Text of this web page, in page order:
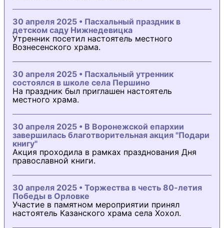
30 апреля 2025 • Пасхальный праздник в
детском саду Нижнедевицка
Утренник посетил настоятель местного
Вознесенского храма.
30 апреля 2025 • Пасхальный утренник
состоялся в школе села Першино
На праздник был приглашен настоятель
местного храма.
30 апреля 2025 • В Воронежской епархии
завершилась благотворительная акция "Подари
книгу"
Акция проходила в рамках празднования Дня
православной книги.
30 апреля 2025 • Торжества в честь 80-летия
Победы в Орловке
Участие в памятном мероприятии принял
настоятель Казанского храма села Хохол.